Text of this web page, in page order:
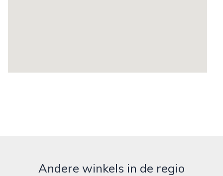
Andere winkels in de regio